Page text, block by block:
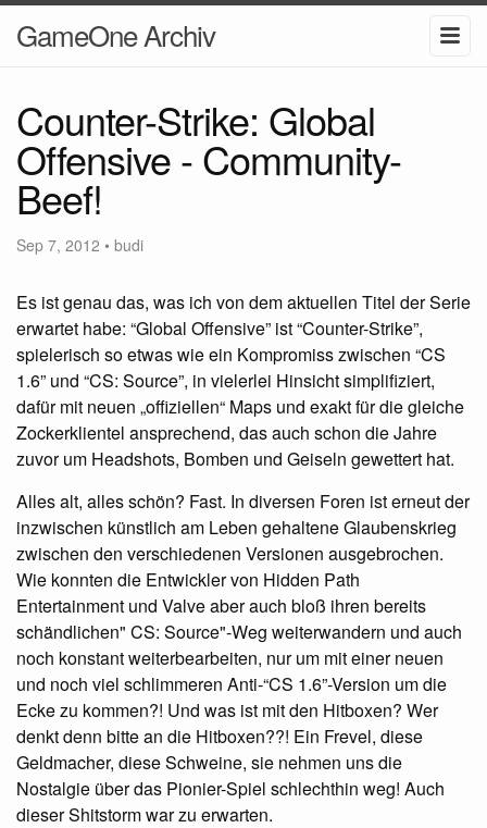
GameOne Archiv
Counter-Strike: Global
Offensive - Community-
Beef!
Sep 7, 2012 • budi
Es ist genau das, was ich von dem aktuellen Titel der Serie
erwartet habe: “Global Offensive” ist “Counter-Strike”,
spielerisch so etwas wie ein Kompromiss zwischen “CS
1.6” und “CS: Source”, in vielerlei Hinsicht simplifiziert,
dafür mit neuen „offiziellen“ Maps und exakt für die gleiche
Zockerklientel ansprechend, das auch schon die Jahre
zuvor um Headshots, Bomben und Geiseln gewettert hat.
Alles alt, alles schön? Fast. In diversen Foren ist erneut der
inzwischen künstlich am Leben gehaltene Glaubenskrieg
zwischen den verschiedenen Versionen ausgebrochen.
Wie konnten die Entwickler von Hidden Path
Entertainment und Valve aber auch bloß ihren bereits
schändlichen" CS: Source"-Weg weiterwandern und auch
noch konstant weiterbearbeiten, nur um mit einer neuen
und noch viel schlimmeren Anti-“CS 1.6”-Version um die
Ecke zu kommen?! Und was ist mit den Hitboxen? Wer
denkt denn bitte an die Hitboxen??! Ein Frevel, diese
Geldmacher, diese Schweine, sie nehmen uns die
Nostalgie über das Pionier-Spiel schlechthin weg! Auch
dieser Shitstorm war zu erwarten.